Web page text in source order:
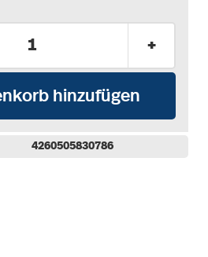
+
hinzufügen
4260505830786